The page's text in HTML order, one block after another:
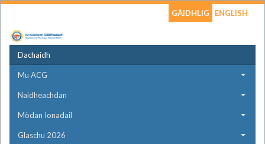
GÀIDHLIG ENGLISH
Dachaidh
Mu ACG
Naidheachdan
Mòdan Ionadail
Glaschu 2026